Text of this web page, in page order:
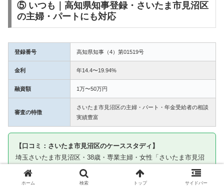
⑤ いつも｜高知県知事登録・さいたま市見沼区
の主婦・パートにも対応
登録番号 高知県知事（4）第01519号
金利 年14.4〜19.94%
融資額 1万〜50万円
審査の特徴
さいたま市見沼区の主婦・パート・年金受給者の相談
実績豊富
【口コミ：さいたま市見沼区のケーススタディ】
埼玉さいたま市見沼区・38歳・専業主婦・女性「さいたま市見沼
区でパート収入を証明して申込みました。いつもは主婦の相談実
績があると聞いて申し込んだところ5万円の融資を受けられまし
ホーム 検索 トップ サイドバー